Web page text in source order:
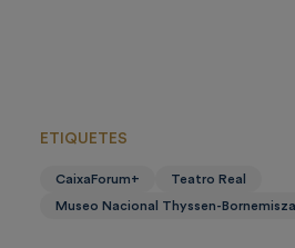
ETIQUETES
CaixaForum+
Teatro Real
Museo Nacional Thyssen-Bornemisza